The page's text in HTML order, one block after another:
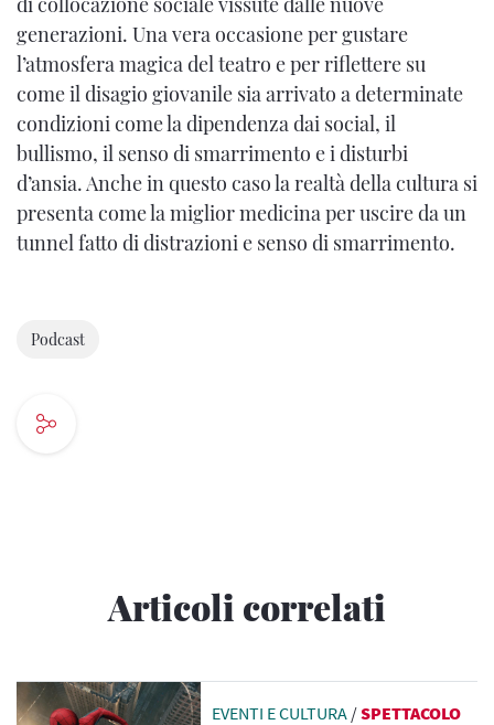
generazioni. Una vera occasione per gustare
l’atmosfera magica del teatro e per riflettere su
come il disagio giovanile sia arrivato a determinate
condizioni come la dipendenza dai social, il
bullismo, il senso di smarrimento e i disturbi
d’ansia. Anche in questo caso la realtà della cultura si
presenta come la miglior medicina per uscire da un
tunnel fatto di distrazioni e senso di smarrimento.
Podcast
Articoli correlati
EVENTI E CULTURA /SPETTACOLO